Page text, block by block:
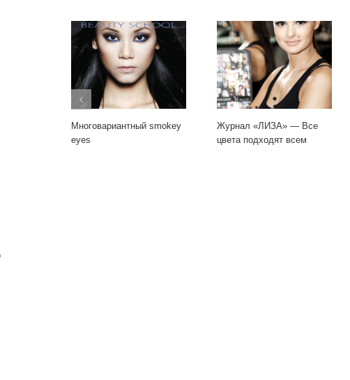
Многовариантный smokey
eyes
Журнал «ЛИЗА» — Все
цвета подходят всем